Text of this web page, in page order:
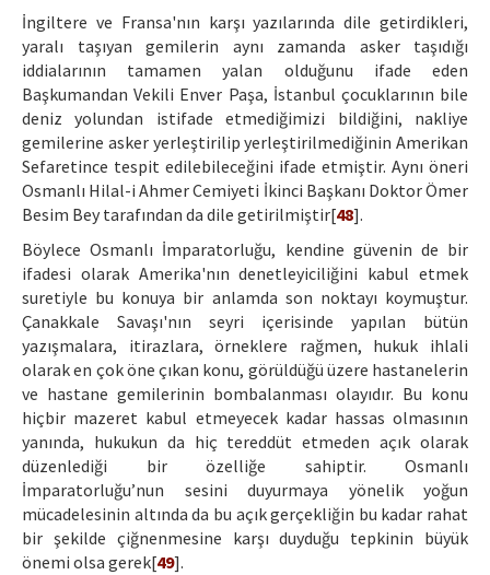
İngiltere ve Fransa'nın karşı yazılarında dile getirdikleri,
yaralı taşıyan gemilerin aynı zamanda asker taşıdığı
iddialarının tamamen yalan olduğunu ifade eden
Başkumandan Vekili Enver Paşa, İstanbul çocuklarının bile
deniz yolundan istifade etmediğimizi bildiğini, nakliye
gemilerine asker yerleştirilip yerleştirilmediğinin Amerikan
Sefaretince tespit edilebileceğini ifade etmiştir. Aynı öneri
Osmanlı Hilal-i Ahmer Cemiyeti İkinci Başkanı Doktor Ömer
Besim Bey tarafından da dile getirilmiştir[48].
Böylece Osmanlı İmparatorluğu, kendine güvenin de bir
ifadesi olarak Amerika'nın denetleyiciliğini kabul etmek
suretiyle bu konuya bir anlamda son noktayı koymuştur.
Çanakkale Savaşı'nın seyri içerisinde yapılan bütün
yazışmalara, itirazlara, örneklere rağmen, hukuk ihlali
olarak en çok öne çıkan konu, görüldüğü üzere hastanelerin
ve hastane gemilerinin bombalanması olayıdır. Bu konu
hiçbir mazeret kabul etmeyecek kadar hassas olmasının
yanında, hukukun da hiç tereddüt etmeden açık olarak
düzenlediği bir özelliğe sahiptir. Osmanlı
İmparatorluğu’nun sesini duyurmaya yönelik yoğun
mücadelesinin altında da bu açık gerçekliğin bu kadar rahat
bir şekilde çiğnenmesine karşı duyduğu tepkinin büyük
önemi olsa gerek[49].